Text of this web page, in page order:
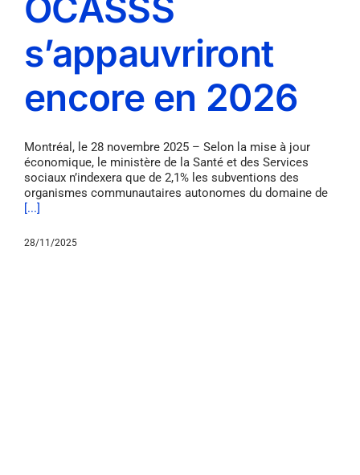
s’appauvriront
encore en 2026
Montréal, le 28 novembre 2025 – Selon la mise à jour
économique, le ministère de la Santé et des Services
sociaux n’indexera que de 2,1% les subventions des
organismes communautaires autonomes du domaine de
[...]
28/11/2025